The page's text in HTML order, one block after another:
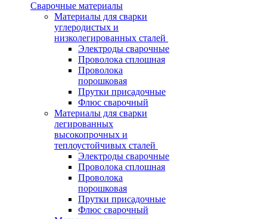
Сварочные материалы
Материалы для сварки
углеродистых и
низколегированных сталей
Электроды сварочные
Проволока сплошная
Проволока
порошковая
Прутки присадочные
Флюс сварочный
Материалы для сварки
легированных
высокопрочных и
теплоустойчивых сталей
Электроды сварочные
Проволока сплошная
Проволока
порошковая
Прутки присадочные
Флюс сварочный